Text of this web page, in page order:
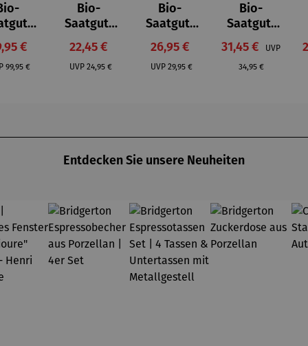
5 Sternen
von 4 von 5 Sternen
L
-
€
Regulärer Preis:
99,95 €
Bio-
Saatgut-
Holzbox S
- Herbst
Verkaufspreis:
22,45 €
UVP Regulärer Preis:
24,95 €
Bio-
Saatgut-
Holzbox S
-
Historisch
Verkaufspreis:
26,95 €
UVP Regulärer Preis:
29,95 €
Bio-
Saatgut-
Holzbox S
-
Hochbeet
Verkaufspreis:
31,45 €
UVP
Regulärer Preis:
34,95 €
Entdecken Sie unsere Neuheiten